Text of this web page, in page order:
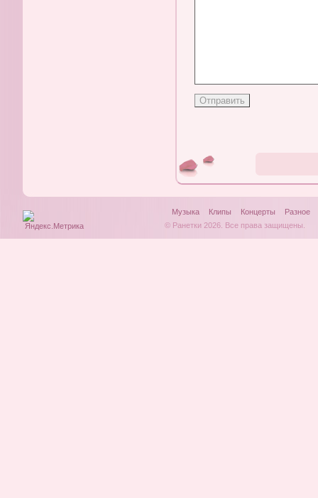
Музыка Клипы Концерты
Разное
© Ранетки 2026. Все права защищены.